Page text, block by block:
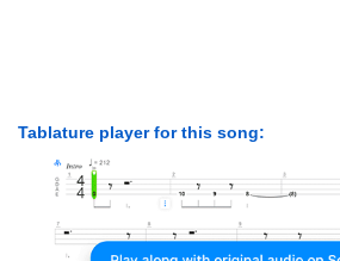
Tablature player for this song: